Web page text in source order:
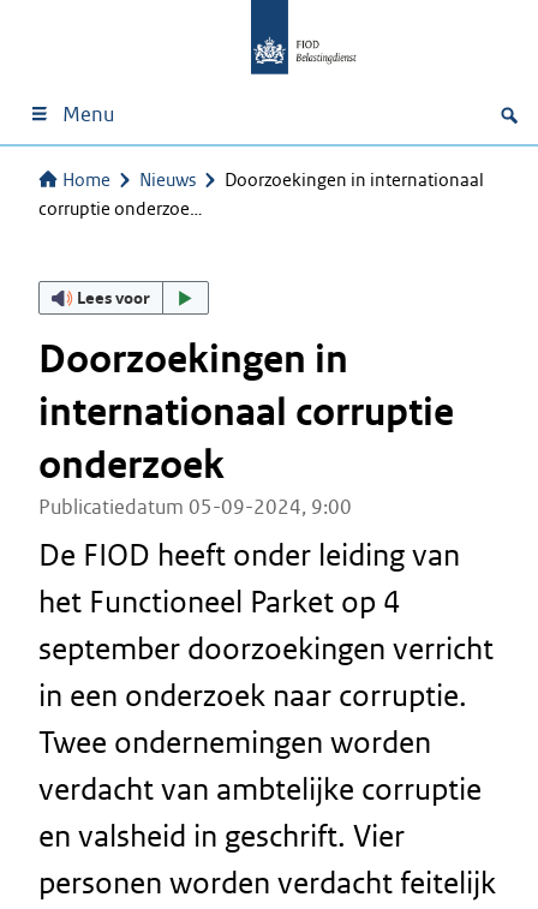
Menu
Home Nieuws
Doorzoekingen in internationaal
corruptie onderzoe…
Lees voor
Doorzoekingen in
internationaal corruptie
onderzoek
Publicatiedatum 05-09-2024, 9:00
De FIOD heeft onder leiding van
het Functioneel Parket op 4
september doorzoekingen verricht
in een onderzoek naar corruptie.
Twee ondernemingen worden
verdacht van ambtelijke corruptie
en valsheid in geschrift. Vier
personen worden verdacht feitelijk